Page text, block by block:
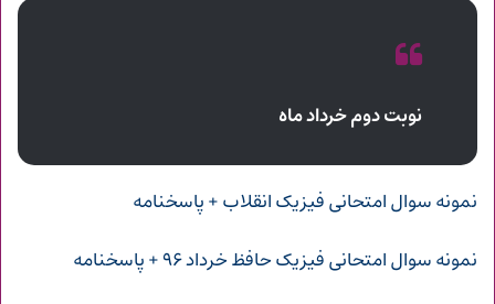
نوبت دوم خرداد ماه
نمونه سوال امتحانی فیزیک انقلاب + پاسخنامه
نمونه سوال امتحانی فیزیک حافظ خرداد ۹۶ + پاسخنامه